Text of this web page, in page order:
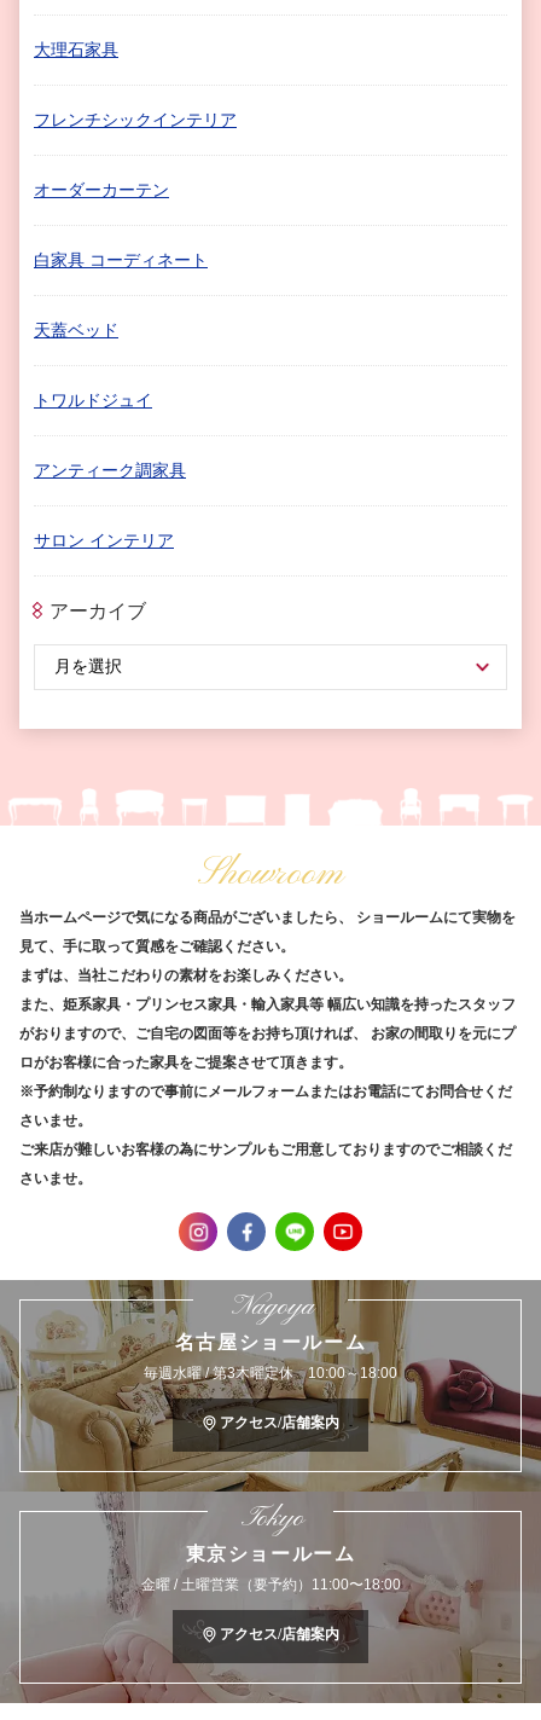
大理石家具
フレンチシックインテリア
オーダーカーテン
白家具 コーディネート
天蓋ベッド
トワルドジュイ
アンティーク調家具
サロン インテリア
アーカイブ
Showroom
当ホームページで気になる商品がございましたら、
ショールームにて実物を
見て、手に取って質感をご確認ください。
まずは、当社こだわりの素材をお楽しみください。
また、姫系家具・プリンセス家具・輸入家具等 幅広い知識を持ったスタッフ
がおりますので、ご自宅の図面等をお持ち頂ければ、
お家の間取りを元にプ
ロがお客様に合った家具をご提案させて頂きます。
※予約制なりますので事前にメールフォームまたはお電話にてお問合せくだ
さいませ。
ご来店が難しいお客様の為にサンプルもご用意しておりますのでご相談くだ
さいませ。
Nagoya
名古屋ショールーム
毎週水曜 / 第3木曜定休 10:00～18:00
アクセス/店舗案内
Tokyo
東京ショールーム
金曜 / 土曜営業（要予約）11:00〜18:00
アクセス/店舗案内